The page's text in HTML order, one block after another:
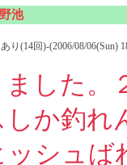
池
り(14回)-(2006/08/06(Sun)
した。
か釣れ
シュば